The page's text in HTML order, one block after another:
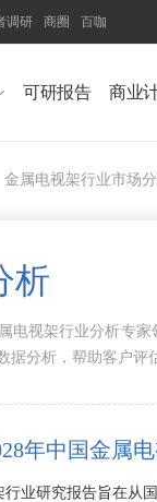
调研 商圈 百咖
可研报告 商业
金属电视架行业市场
析
电视架行业分析专
分析，帮助客户评
年中国金属
行业研究报告旨在从